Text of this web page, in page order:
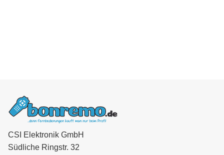
CSI Elektronik GmbH
Südliche Ringstr. 32